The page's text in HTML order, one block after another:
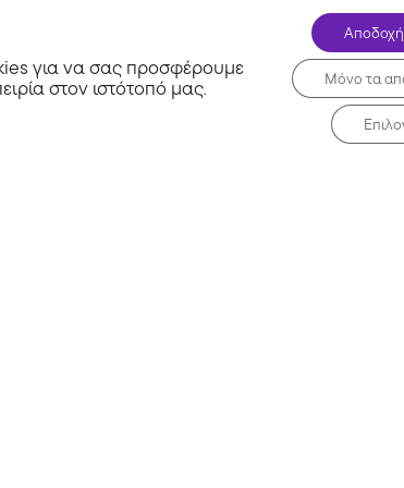
για να σας προσφέρουμε
στον ιστότοπό μας. Μόνο τα